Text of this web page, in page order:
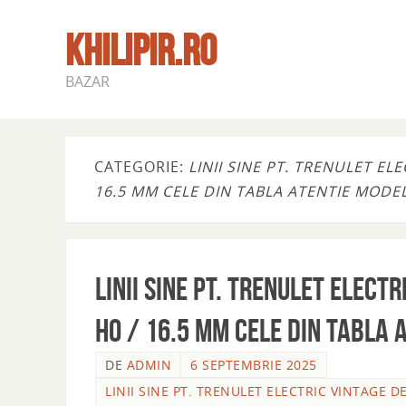
KHILIPIR.RO
BAZAR
CATEGORIE: LINII SINE PT. TRENULET
16.5 MM CELE DIN TABLA ATENTIE
Linii sine pt. trenulet electric
Ho / 16.5 mm cele din tabla
DE ADMIN
6 SEPTEMBRIE 2025
LINII SINE PT. TRENULET ELECTRIC VINTAGE